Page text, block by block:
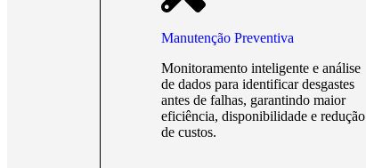
Manutenção Preventiva
Monitoramento inteligente e análise
de dados para identificar desgastes
antes de falhas, garantindo maior
eficiência, disponibilidade e redução
de custos.